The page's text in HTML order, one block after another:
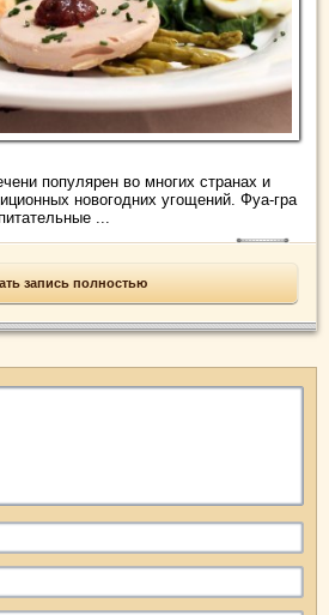
популярен во многих странах и
новогодних угощений. Фуа-гра
...
запись полностью